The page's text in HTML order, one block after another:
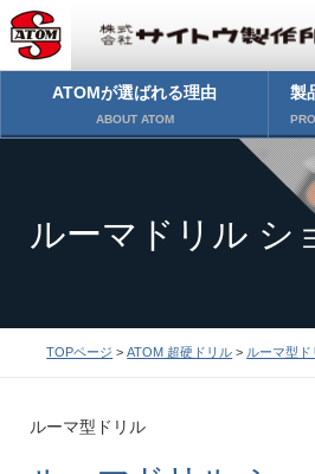
ATOMが選ばれる理由
ABOUT ATOM
製
ルーマドリル
TOPページ >ATOM 超硬ドリル > ルーマ型ド
ルーマ型ドリル